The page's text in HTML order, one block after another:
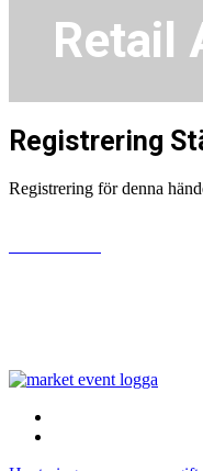
Retail
Registrering
Registrering för denna